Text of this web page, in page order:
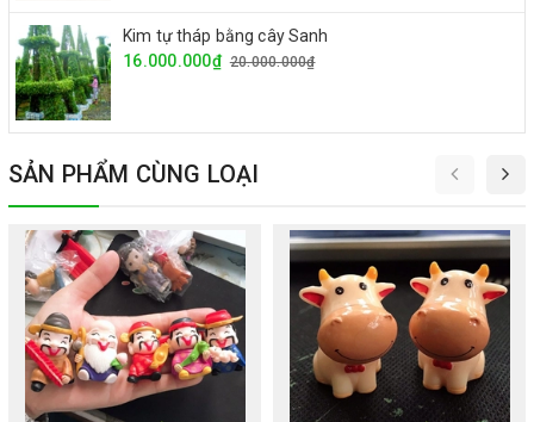
Kim tự tháp bằng cây Sanh
16.000.000₫ 20.000.000₫
SẢN PHẨM CÙNG LOẠI